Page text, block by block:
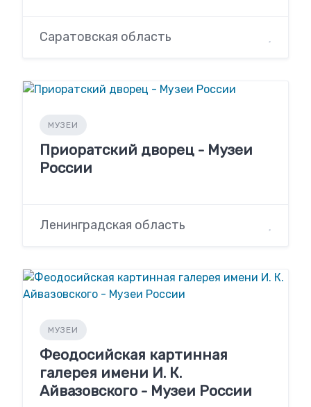
Саратовская область
МУЗЕИ
Приоратский дворец - Музеи
России
Ленинградская область
МУЗЕИ
Феодосийская картинная
галерея имени И. К.
Айвазовского - Музеи России